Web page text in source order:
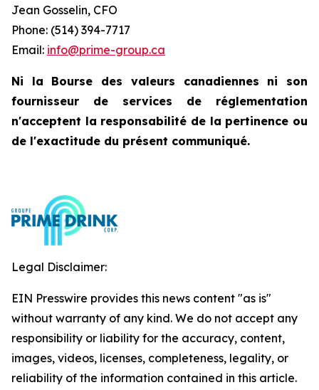
Jean Gosselin, CFO
Phone: (514) 394-7717
Email: info@prime-group.ca
Ni la Bourse des valeurs canadiennes ni son
fournisseur de services de réglementation
n'acceptent la responsabilité de la pertinence ou
de l'exactitude du présent communiqué.
Legal Disclaimer:
EIN Presswire provides this news content "as is"
without warranty of any kind. We do not accept any
responsibility or liability for the accuracy, content,
images, videos, licenses, completeness, legality, or
reliability of the information contained in this article.